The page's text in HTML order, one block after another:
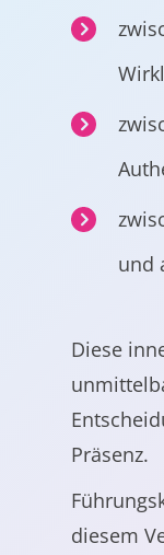
und
Diese
Präsenz.
diesem